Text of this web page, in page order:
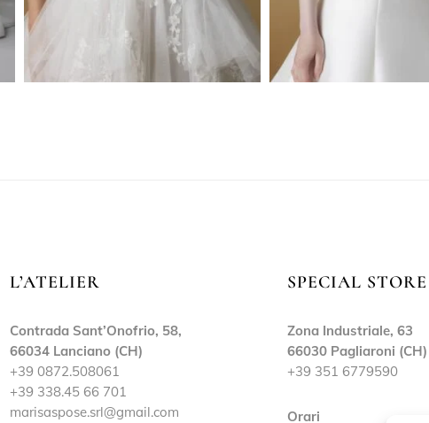
L’ATELIER
Contrada Sant’Onofrio, 58,
66034 Lanciano (CH)
+39 0872.508061
+39 338.45 66 701
marisaspose.srl@gmail.com
SPECIAL
Zona Industriale, 63
66030 Pagliaroni (CH)
+39 351 6779590
Orari